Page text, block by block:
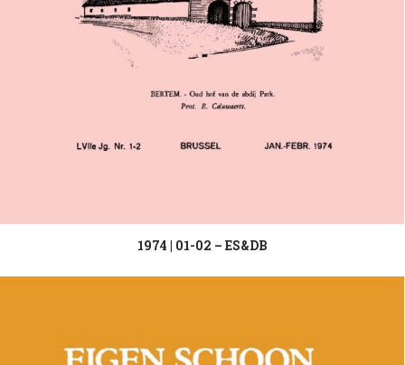
1974 | 01-02 – ES&DB